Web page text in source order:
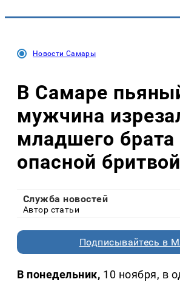
Новости Самары
В Самаре
мужчина
младшего брата
опасной бритвой
Служба новостей
Автор статьи
Подписывайтесь в
В понедельник, 10 ноября, в